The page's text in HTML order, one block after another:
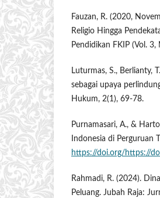
Fauzan, R. (2020,
Religio Hingga
Pendidikan FKIP (Vol.
Luturmas, S., Berlianty,
sebagai upaya
Hukum, 2(1), 69-78.
Purnamasari, A., &
Indonesia di Perguruan
https://doi.org/https://
Rahmadi, R. (2024).
Peluang. Jubah Raja: